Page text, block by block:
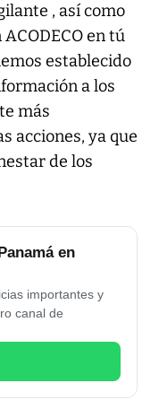
, así como
en tú
establecido
a los
más
acciones, ya que
de los
en
importantes y
canal de